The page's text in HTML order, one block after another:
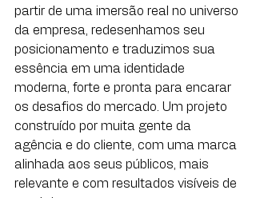
partir de uma imersão real no universo
da empresa, redesenhamos seu
posicionamento e traduzimos sua
essência em uma identidade
moderna, forte e pronta para encarar
os desafios do mercado. Um projeto
construído por muita gente da
agência e do cliente, com uma marca
alinhada aos seus públicos, mais
relevante e com resultados visíveis de